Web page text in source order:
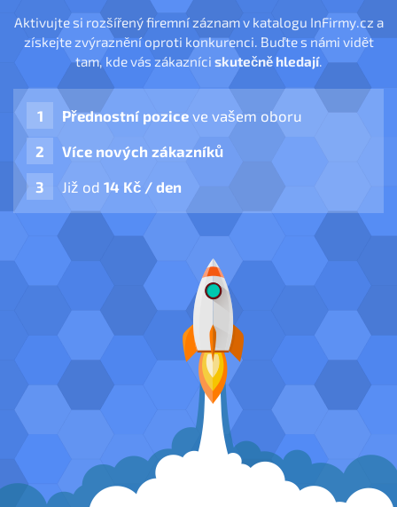
Aktivujte si rozšířený firemní záznam v katalogu InFirmy.cz a
získejte zvýraznění oproti konkurenci. Buďte s námi vidět
tam, kde vás zákazníci skutečně hledají.
Přednostní pozice ve vašem oboru
Více nových zákazníků
Již od 14 Kč / den